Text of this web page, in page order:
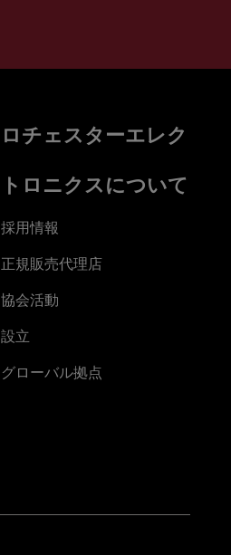
ロチェスターエレク
トロニクスについて
採用情報
正規販売代理店
協会活動
設立
グローバル拠点